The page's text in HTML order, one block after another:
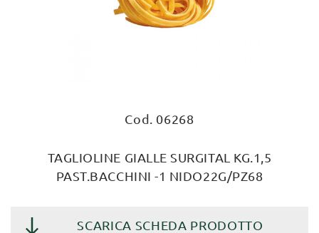
Cod. 06268
TAGLIOLINE GIALLE SURGITAL KG.1,5
PAST.BACCHINI -1 NIDO22G/PZ68
SCARICA SCHEDA PRODOTTO